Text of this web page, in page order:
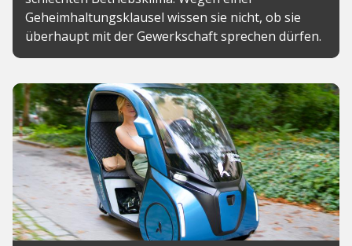
Geheimhaltungsklausel wissen sie nicht, ob sie
überhaupt mit der Gewerkschaft sprechen dürfen.